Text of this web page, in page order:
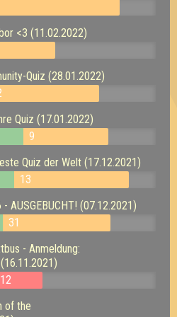
<3 (11.02.2022)
Quiz (28.01.2022)
Quiz (17.01.2022)
9
Quiz der Welt (17.12.2021)
13
- AUSGEBUCHT! (07.12.2021)
31
- Anmeldung:
12
of the